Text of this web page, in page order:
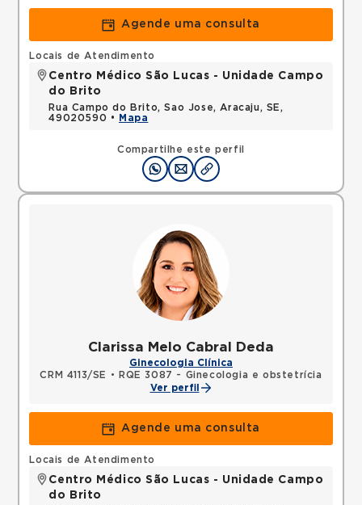
Agende uma consulta
Compartilhe este perfil
Locais de Atendimento
Centro Médico São Lucas - Unidade Campo
do Brito
Rua Campo do Brito, Sao Jose, Aracaju, SE,
49020590 •
Mapa
Clarissa Melo Cabral Deda
Ginecologia Clínica
CRM 4113/SE
•
RQE 3087 - Ginecologia e obstetrícia
Ver perfil
Agende uma consulta
Locais de Atendimento
Centro Médico São Lucas - Unidade Campo
do Brito